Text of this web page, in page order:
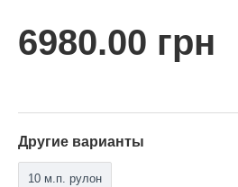
6980.00 грн
Другие варианты
10 м.п. рулон